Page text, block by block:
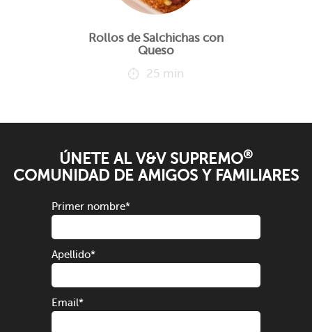
Rollos de Salchichas con
Queso
25 min
ÚNETE AL V&V SUPREMO®
COMUNIDAD DE AMIGOS Y FAMILIARES
Primer nombre*
Apellido*
Email*